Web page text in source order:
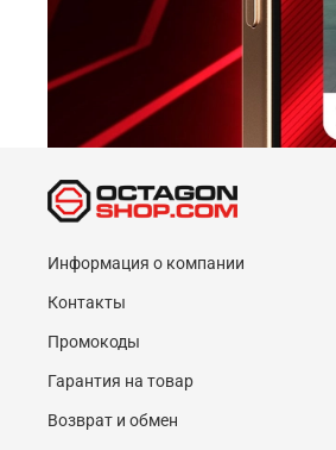
Информация о компании
Контакты
Промокоды
Гарантия на товар
Возврат и обмен